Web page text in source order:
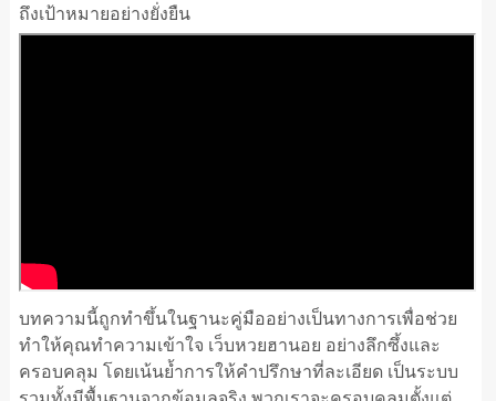
ถึงเป้าหมายอย่างยั่งยืน
บทความนี้ถูกทำขึ้นในฐานะคู่มืออย่างเป็นทางการเพื่อช่วย
ทำให้คุณทำความเข้าใจ เว็บหวยฮานอย อย่างลึกซึ้งและ
ครอบคลุม โดยเน้นย้ำการให้คำปรึกษาที่ละเอียด เป็นระบบ